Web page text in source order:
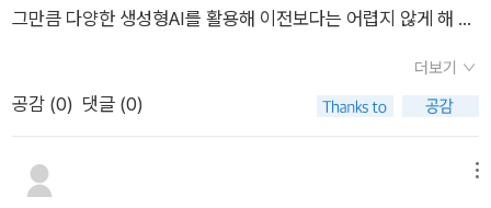
그만큼 다양한 생성형AI를 활용해 이전보다는 어렵지 않게 해 나
텐츠를 AI기술을 활용해 시도해 볼 수 있지 않을까 생각하게 하는
그런 책인 것 같습니다. 강추합니다!!!
더보기
공감 (0) 댓글 (0)